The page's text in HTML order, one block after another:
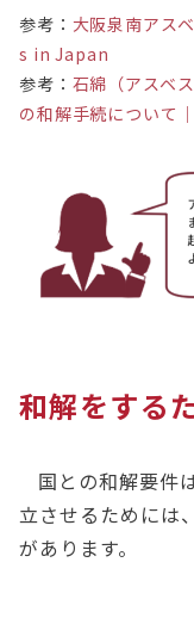
参考： 大阪泉南アス
s in Japan
参考： 石綿（アスベ
の和解手続について
和解をする
国との和解要件
立させるためには
があります。